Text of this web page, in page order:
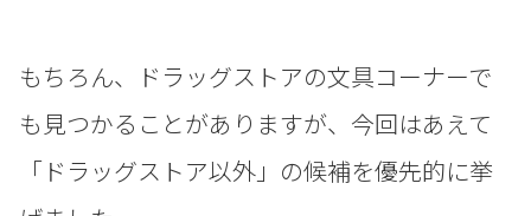
もちろん、ドラッグストアの文具コーナーで
も見つかることがありますが、今回はあえて
「ドラッグストア以外」の候補を優先的に挙